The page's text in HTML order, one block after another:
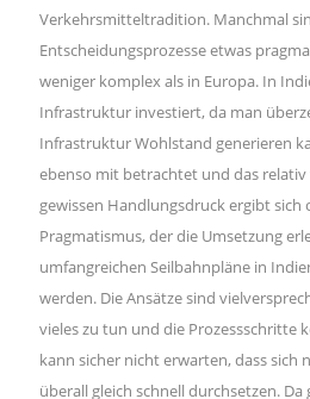
Verkehrsmitteltradition. Manchmal
Entscheidungsprozesse etwas
weniger komplex als in Europa. In
Infrastruktur investiert, da man
Infrastruktur Wohlstand generieren
ebenso mit betrachtet und das
gewissen Handlungsdruck ergibt sich
Pragmatismus, der die Umsetzung
umfangreichen Seilbahnpläne in
werden. Die Ansätze sind
vieles zu tun und die Prozessschritte
kann sicher nicht erwarten, dass sich
überall gleich schnell durchsetzen.